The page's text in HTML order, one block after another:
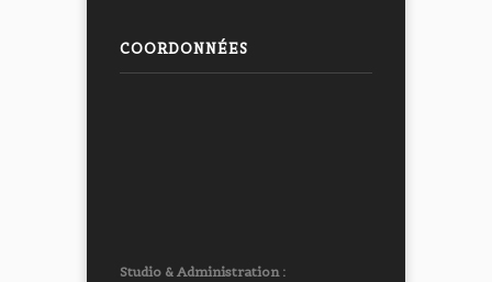
COORDONNÉES
Studio & Administration :